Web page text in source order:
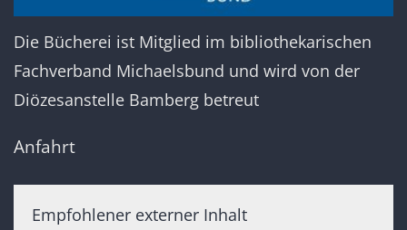
Die Bücherei ist Mitglied im bibliothekarischen
Fachverband Michaelsbund und wird von der
Diözesanstelle Bamberg betreut
Anfahrt
Empfohlener externer Inhalt